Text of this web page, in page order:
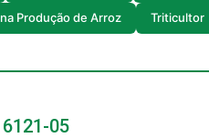
Produção de Arroz Triticultor
05